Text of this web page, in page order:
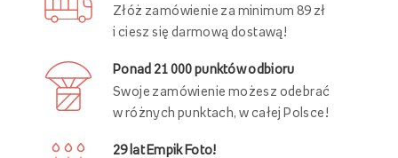
Złóż zamówienie za minimum 89 zł
i ciesz się darmową dostawą!
Ponad 21 000 punktów odbioru
Swoje zamówienie możesz odebrać
w różnych punktach, w całej Polsce!
29 lat Empik Foto!